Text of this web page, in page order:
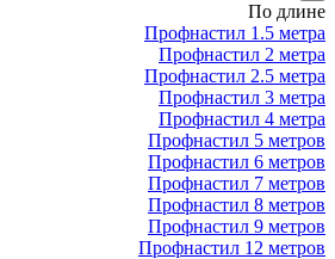
По длине
Профнастил 1.5 метра
Профнастил 2 метра
Профнастил 2.5 метра
Профнастил 3 метра
Профнастил 4 метра
Профнастил 5 метров
Профнастил 6 метров
Профнастил 7 метров
Профнастил 8 метров
Профнастил 9 метров
Профнастил 12 метров